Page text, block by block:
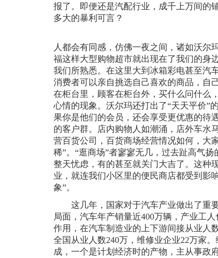
报了。即便还是汽配行业，成千上万间的
多大的暴利可言？
人都会有同感，仿佛一夜之间，诸如沃尔
福这样大型购物超市就出现在了我们的身
我们所熟悉。在这里大到冰箱彩电甚至汽
消费者可以亲自挑选自己喜欢的商品，自
在柜台里，顾客在柜台外，买什么问什么
心情的现象。沃尔玛还打出了“天天平价”
果你是他们的会员，还会享受更优惠的待
的客户群。店内购物人如潮涌，店外车水
营百货公司，百货商场经营情况如何，大
稀”。“逛商场”者寥寥无几，过去趾高气
整天忧虑，有的甚至就关门大吉了。这种
业，就连我们小区里的便民商店都受到影
象”。
这几年，国家对于汽车产业做出了重
局面，汽车年产销量近400万辆，产业工
作用，在汽车制造业的上下游间接从业人
全国从业人数240万，维修业企业22万家
成，一个是计划经济时的产物，主从事政